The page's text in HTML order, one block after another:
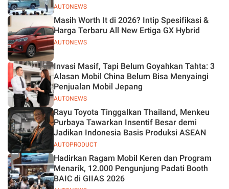
AUTONEWS
AUTONEWS
Masih Worth It di 2026? Intip Spesifikasi &
Harga Terbaru All New Ertiga GX Hybrid
AUTONEWS
Invasi Masif, Tapi Belum Goyahkan Tahta: 3
Alasan Mobil China Belum Bisa Menyaingi
Penjualan Mobil Jepang
AUTOPRODUCT
Rayu Toyota Tinggalkan Thailand, Menkeu
Purbaya Tawarkan Insentif Besar demi
Jadikan Indonesia Basis Produksi ASEAN
Hadirkan Ragam Mobil Keren dan Program
Menarik, 12.000 Pengunjung Padati Booth
BAIC di GIIAS 2026